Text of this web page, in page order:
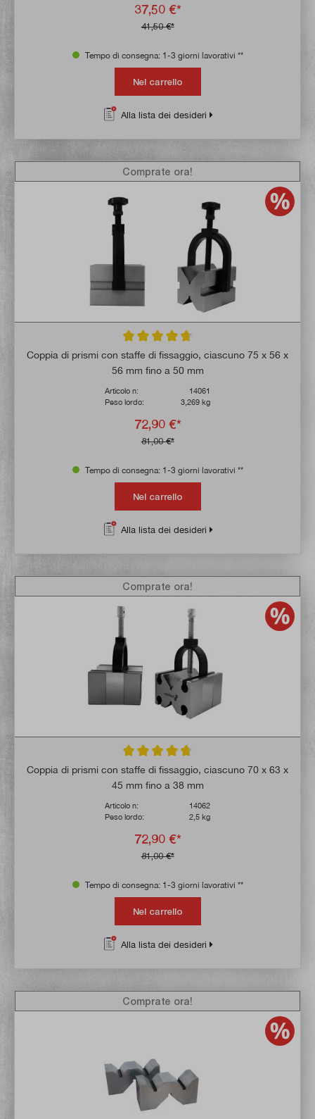
37,50 €*
41,50 €*
Tempo di consegna: 1-3 giorni lavorativi **
Nel carrello
Alla lista dei desideri
Valutazione media di 4.7 su 5 stelle
Coppia di prismi con staffe di fissaggio, ciascuno 75 x 56 x
56 mm fino a 50 mm
Articolo n:
14061
Peso lordo:
3,269 kg
72,90 €*
81,00 €*
Comprate ora!
Tempo di consegna: 1-3 giorni lavorativi **
Nel carrello
Alla lista dei desideri
Valutazione media di 4.7 su 5 stelle
Coppia di prismi con staffe di fissaggio, ciascuno 70 x 63 x
45 mm fino a 38 mm
Articolo n:
14062
Peso lordo:
2,5 kg
72,90 €*
81,00 €*
Comprate ora!
Tempo di consegna: 1-3 giorni lavorativi **
Nel carrello
Alla lista dei desideri
Comprate ora!